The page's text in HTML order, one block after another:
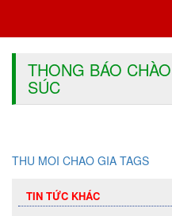
THONG BÁO
SÚC
THU MOI CHAO GIA TAGS
TIN TỨC KHÁC